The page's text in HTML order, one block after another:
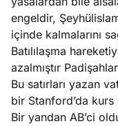
engeldir,
içinde kalmalarını
Batılılaşma
azalmıştır
Bu satırları yazan
bir Stanford’da
Bir yandan AB’ci